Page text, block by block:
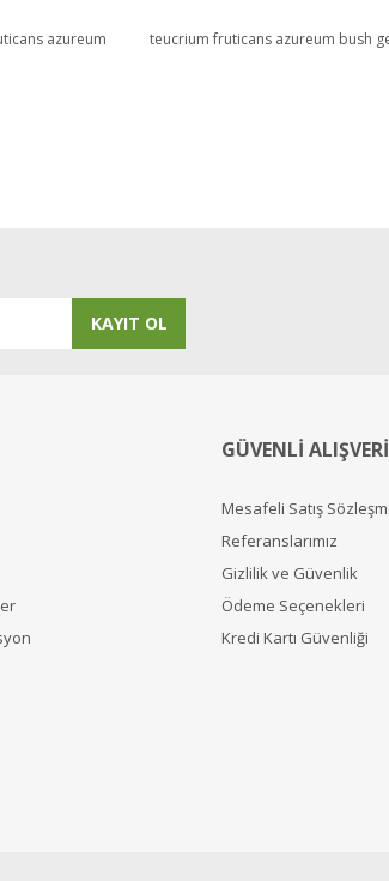
azureum teucrium fruticans azureum bush
KAYIT OL
GÜVENLİ
Mesafeli Satış
Referanslarımız
Gizlilik ve Güvenlik
Ödeme Seçenekleri
Kredi Kartı Güvenliği